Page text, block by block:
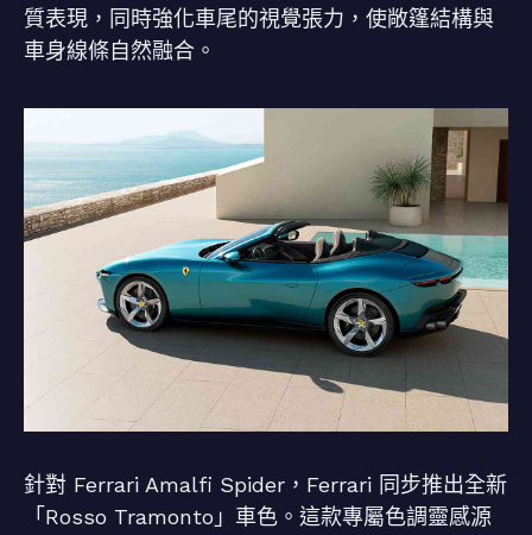
質表現，同時強化車尾的視覺張力，使敞篷結構與
車身線條自然融合。
針對 Ferrari Amalfi Spider，Ferrari 同步推出全新
「Rosso Tramonto」車色。這款專屬色調靈感源